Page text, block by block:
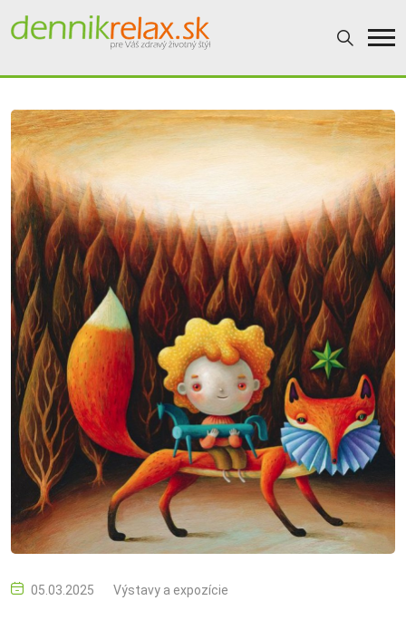
05.03.2025 Výstavy a expozície